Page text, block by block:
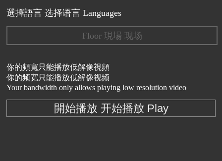
選擇語言 选择语言 Languages
Floor 現場 现场
你的頻寬只能播放低解像視頻
你的频宽只能播放低解像视频
Your bandwidth only allows playing low resolution video
開始播放 开始播放 Play